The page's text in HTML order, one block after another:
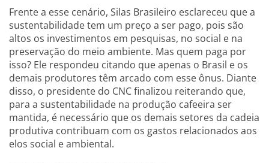
Frente a esse cenário, Silas Brasileiro esclareceu que a
sustentabilidade tem um preço a ser pago, pois são
altos os investimentos em pesquisas, no social e na
preservação do meio ambiente. Mas quem paga por
isso? Ele respondeu citando que apenas o Brasil e os
demais produtores têm arcado com esse ônus. Diante
disso, o presidente do CNC finalizou reiterando que,
para a sustentabilidade na produção cafeeira ser
mantida, é necessário que os demais setores da cadeia
produtiva contribuam com os gastos relacionados aos
elos social e ambiental.